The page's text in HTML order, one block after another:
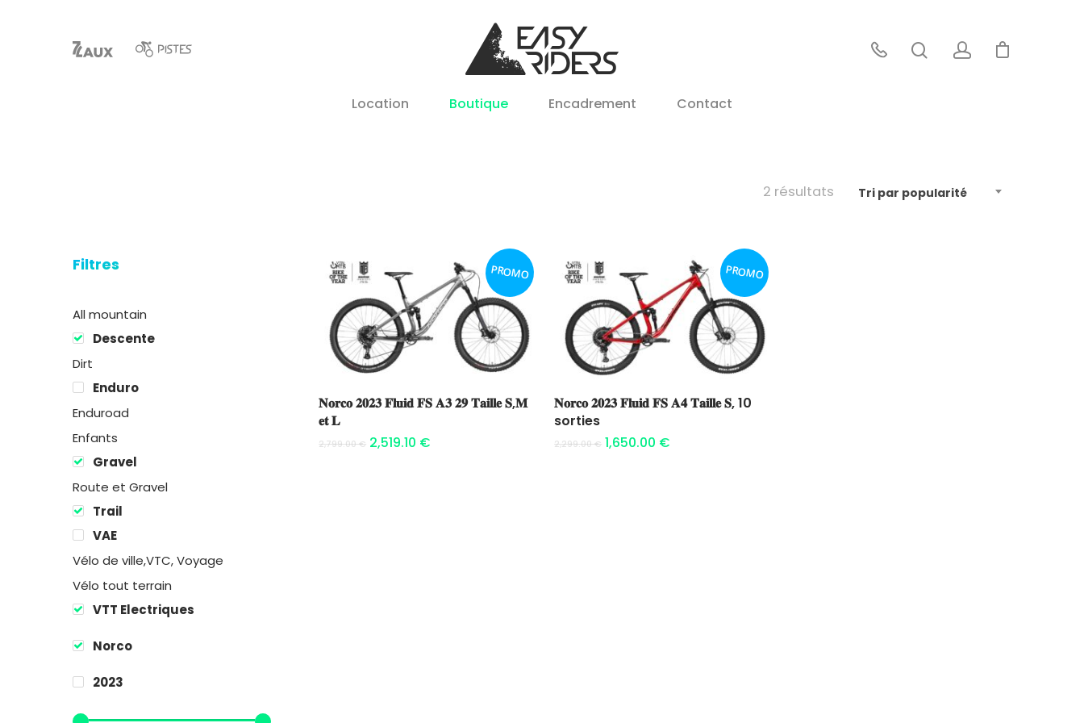
Hit enter to search or ESC to close
Location Boutique Encadrement Contact
Tri par popularité
2 résultats
Filtres
All mountain
Descente
Dirt
Enduro
Enduroad
Enfants
Gravel
Route et Gravel
Trail
VAE
Vélo de ville,VTC, Voyage
Vélo tout terrain
VTT Electriques
Norco
2023
PROMO
Ajouter au panier
𝐍𝐨𝐫𝐜𝐨 𝟐𝟎𝟐𝟑 𝐅𝐥𝐮𝐢𝐝 𝐅𝐒 𝐀𝟑 𝟐𝟗 𝐓𝐚𝐢𝐥𝐥𝐞 𝐒,𝐌
𝐞𝐭 𝐋
2,799.00€ 2,519.10 €
PROMO
Ajouter au panier
𝐍𝐨𝐫𝐜𝐨 𝟐𝟎𝟐𝟑 𝐅𝐥𝐮𝐢𝐝 𝐅𝐒 𝐀𝟒 𝐓𝐚𝐢𝐥𝐥𝐞 𝐒, 10
sorties
2,299.00€ 1,650.00 €